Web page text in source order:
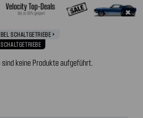
✖
SCHALTGETRIEBE navigate_next
keine Produkte aufgeführt.